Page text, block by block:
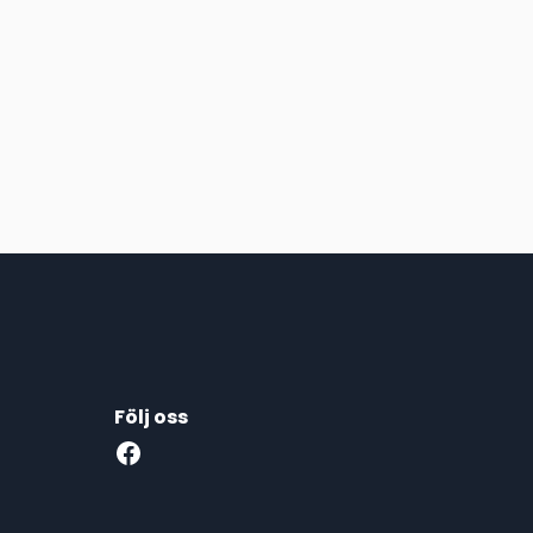
Följ oss
Facebook